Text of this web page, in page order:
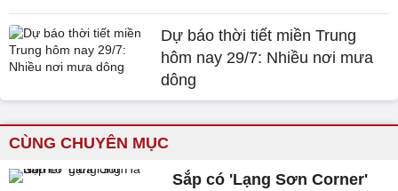
Dự báo thời tiết miền Trung
hôm nay 29/7: Nhiều nơi mưa
dông
CÙNG CHUYÊN MỤC
Sắp có 'Lạng Sơn Corner'